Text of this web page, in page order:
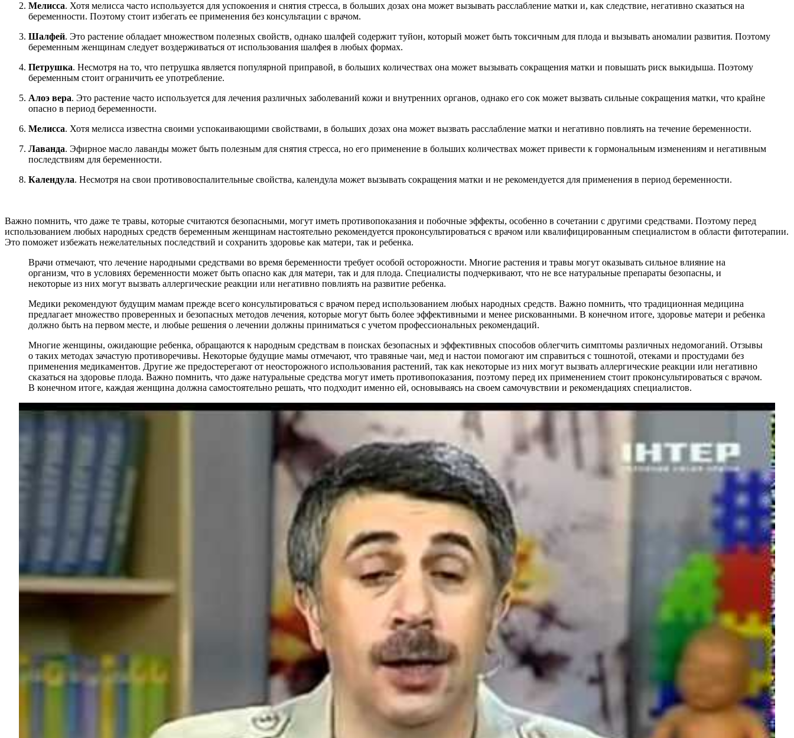
Мелисса. Хотя мелисса часто используется для успокоения и снятия стресса, в больших дозах она может вызывать расслабление матки и, как следствие, негативно сказаться на
беременности. Поэтому стоит избегать ее применения без консультации с врачом.
Шалфей. Это растение обладает множеством полезных свойств, однако шалфей содержит туйон, который может быть токсичным для плода и вызывать аномалии развития. Поэтому
беременным женщинам следует воздерживаться от использования шалфея в любых формах.
Петрушка. Несмотря на то, что петрушка является популярной приправой, в больших количествах она может вызывать сокращения матки и повышать риск выкидыша. Поэтому
беременным стоит ограничить ее употребление.
Алоэ вера. Это растение часто используется для лечения различных заболеваний кожи и внутренних органов, однако его сок может вызвать сильные сокращения матки, что крайне
опасно в период беременности.
Мелисса. Хотя мелисса известна своими успокаивающими свойствами, в больших дозах она может вызвать расслабление матки и негативно повлиять на течение беременности.
Лаванда. Эфирное масло лаванды может быть полезным для снятия стресса, но его применение в больших количествах может привести к гормональным изменениям и негативным
последствиям для беременности.
Календула. Несмотря на свои противовоспалительные свойства, календула может вызывать сокращения матки и не рекомендуется для применения в период беременности.
Важно помнить, что даже те травы, которые считаются безопасными, могут иметь противопоказания и побочные эффекты, особенно в сочетании с другими средствами. Поэтому перед
использованием любых народных средств беременным женщинам настоятельно рекомендуется проконсультироваться с врачом или квалифицированным специалистом в области фитотерапии.
Это поможет избежать нежелательных последствий и сохранить здоровье как матери, так и ребенка.
Врачи отмечают, что лечение народными средствами во время беременности требует особой осторожности. Многие растения и травы могут оказывать сильное влияние на
организм, что в условиях беременности может быть опасно как для матери, так и для плода. Специалисты подчеркивают, что не все натуральные препараты безопасны, и
некоторые из них могут вызвать аллергические реакции или негативно повлиять на развитие ребенка.
Медики рекомендуют будущим мамам прежде всего консультироваться с врачом перед использованием любых народных средств. Важно помнить, что традиционная медицина
предлагает множество проверенных и безопасных методов лечения, которые могут быть более эффективными и менее рискованными. В конечном итоге, здоровье матери и ребенка
должно быть на первом месте, и любые решения о лечении должны приниматься с учетом профессиональных рекомендаций.
Многие женщины, ожидающие ребенка, обращаются к народным средствам в поисках безопасных и эффективных способов облегчить симптомы различных недомоганий. Отзывы
о таких методах зачастую противоречивы. Некоторые будущие мамы отмечают, что травяные чаи, мед и настои помогают им справиться с тошнотой, отеками и простудами без
применения медикаментов. Другие же предостерегают от неосторожного использования растений, так как некоторые из них могут вызвать аллергические реакции или негативно
сказаться на здоровье плода. Важно помнить, что даже натуральные средства могут иметь противопоказания, поэтому перед их применением стоит проконсультироваться с врачом.
В конечном итоге, каждая женщина должна самостоятельно решать, что подходит именно ей, основываясь на своем самочувствии и рекомендациях специалистов.